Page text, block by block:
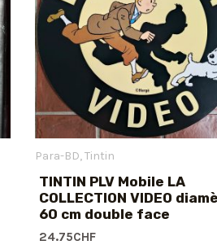
Para-BD Tintin
TINTIN PLV Mobile LA
COLLECTION VIDEO
60 cm double face
24.75CHF